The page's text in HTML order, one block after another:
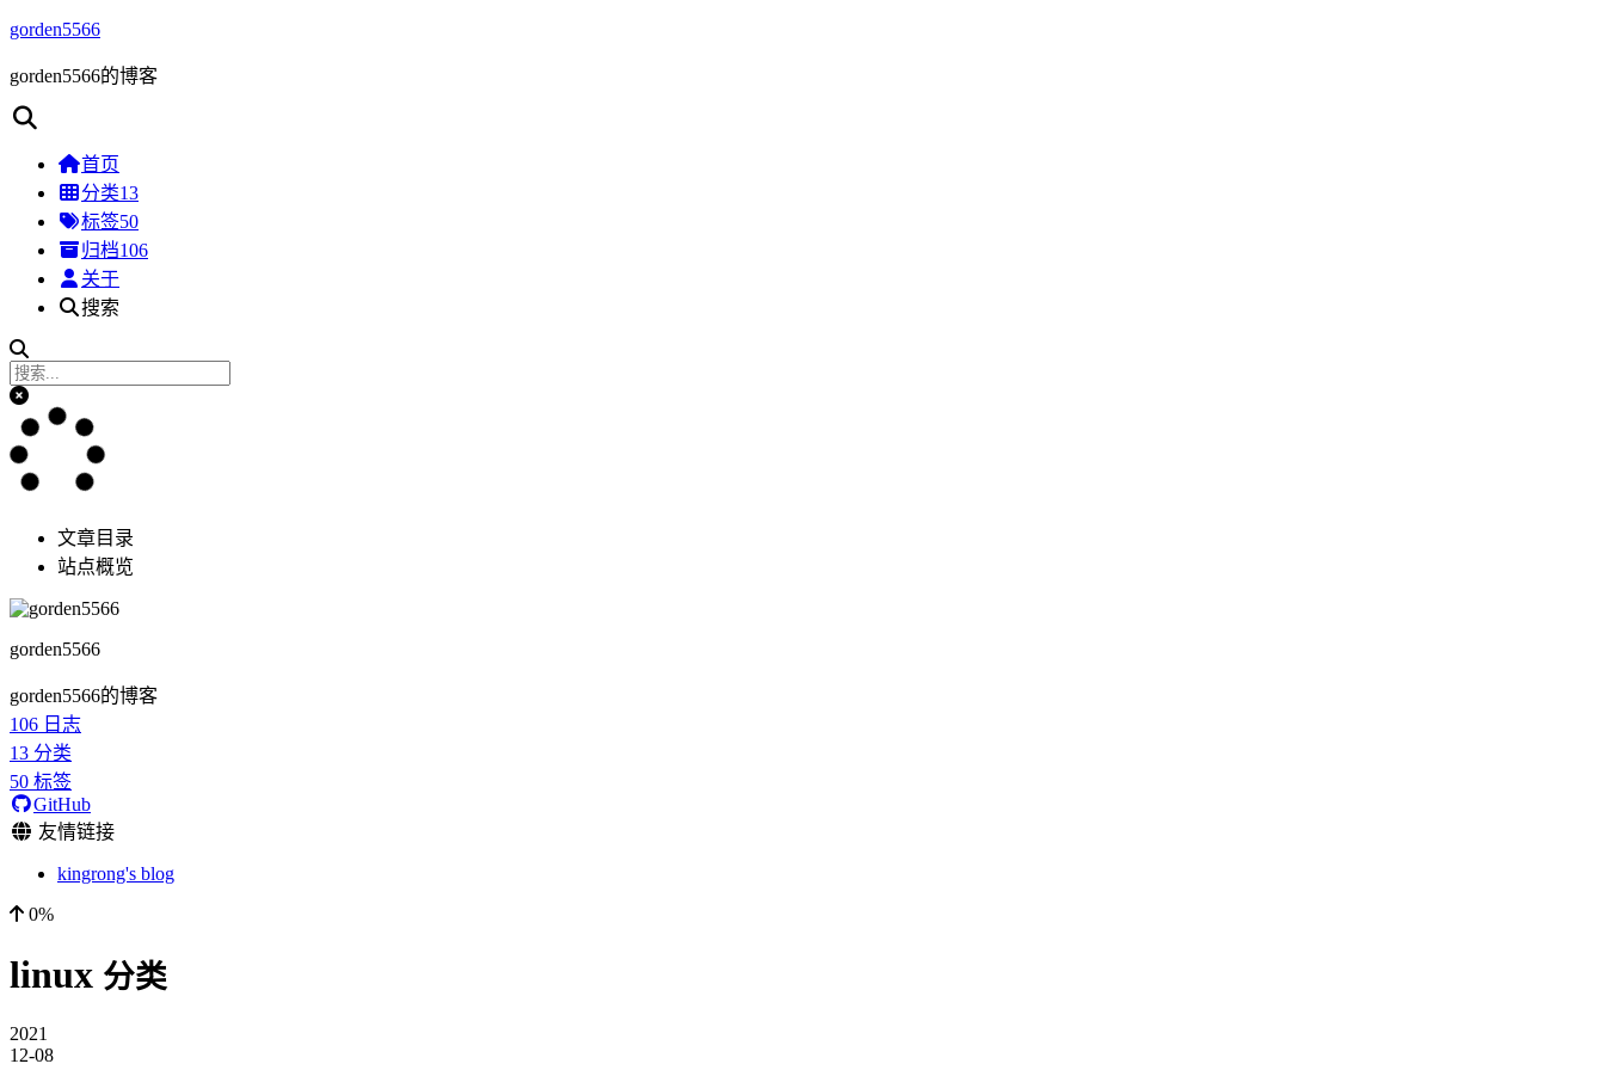
gorden5566
gorden5566的博客
首页
分类13
标签50
归档106
关于
搜索
文章目录
站点概览
gorden5566
gorden5566的博客
106 日志
13 分类
50 标签
GitHub
友情链接
kingrong's blog
0%
linux 分类
2021
12-08